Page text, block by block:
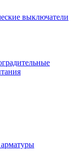
выключатели